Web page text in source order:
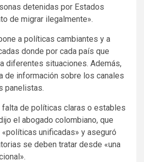
detenidas por Estados
de migrar ilegalmente».
a políticas cambiantes y a
donde por cada país que
diferentes situaciones. Además,
de información sobre los canales
panelistas.
falta de políticas claras o estables
el abogado colombiano, que
unificadas» y aseguró
se deben tratar desde «una